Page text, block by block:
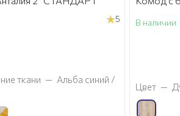
5
ткани — Альба синий /
В наличии
Цвет —